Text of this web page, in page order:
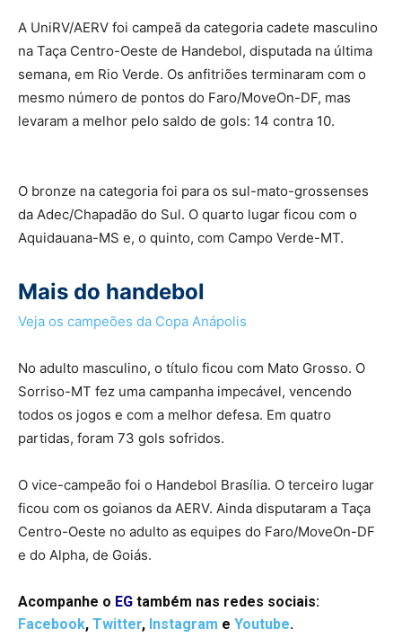
A UniRV/AERV foi campeã da categoria cadete masculino
na Taça Centro-Oeste de Handebol, disputada na última
semana, em Rio Verde. Os anfitriões terminaram com o
mesmo número de pontos do Faro/MoveOn-DF, mas
levaram a melhor pelo saldo de gols: 14 contra 10.
O bronze na categoria foi para os sul-mato-grossenses
da Adec/Chapadão do Sul. O quarto lugar ficou com o
Aquidauana-MS e, o quinto, com Campo Verde-MT.
Mais do handebol
Veja os campeões da Copa Anápolis
No adulto masculino, o título ficou com Mato Grosso. O
Sorriso-MT fez uma campanha impecável, vencendo
todos os jogos e com a melhor defesa. Em quatro
partidas, foram 73 gols sofridos.
O vice-campeão foi o Handebol Brasília. O terceiro lugar
ficou com os goianos da AERV. Ainda disputaram a Taça
Centro-Oeste no adulto as equipes do Faro/MoveOn-DF
e do Alpha, de Goiás.
Acompanhe o EG também nas redes sociais:
Facebook, Twitter, Instagram e Youtube.